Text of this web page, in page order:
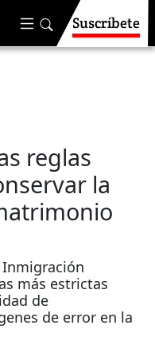
Suscríbete
reglas
la
Inmigración
más estrictas
de
de error en la